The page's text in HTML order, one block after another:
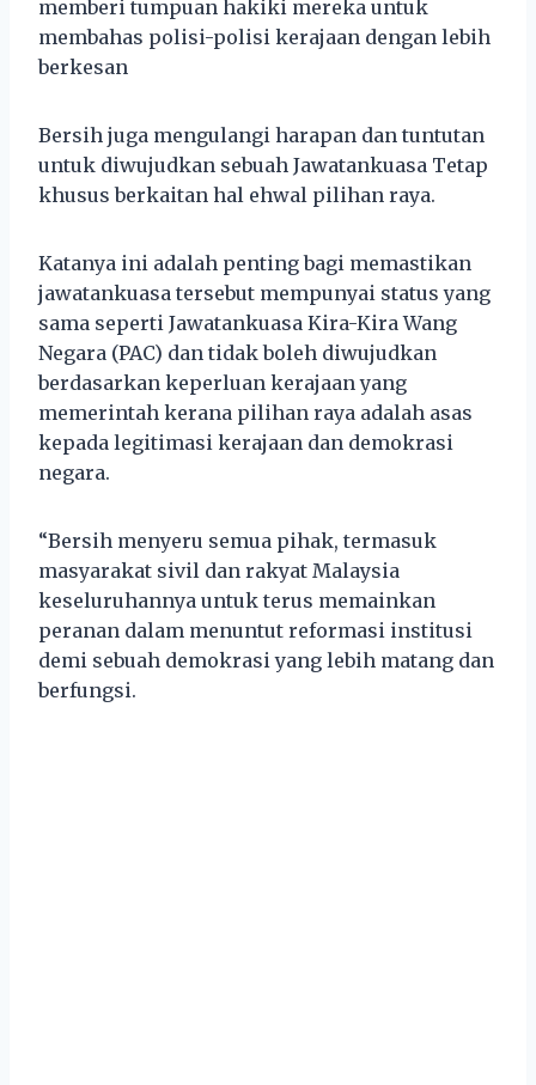
memberi tumpuan hakiki mereka untuk
membahas polisi-polisi kerajaan dengan lebih
berkesan
Bersih juga mengulangi harapan dan tuntutan
untuk diwujudkan sebuah Jawatankuasa Tetap
khusus berkaitan hal ehwal pilihan raya.
Katanya ini adalah penting bagi memastikan
jawatankuasa tersebut mempunyai status yang
sama seperti Jawatankuasa Kira-Kira Wang
Negara (PAC) dan tidak boleh diwujudkan
berdasarkan keperluan kerajaan yang
memerintah kerana pilihan raya adalah asas
kepada legitimasi kerajaan dan demokrasi
negara.
“Bersih menyeru semua pihak, termasuk
masyarakat sivil dan rakyat Malaysia
keseluruhannya untuk terus memainkan
peranan dalam menuntut reformasi institusi
demi sebuah demokrasi yang lebih matang dan
berfungsi.